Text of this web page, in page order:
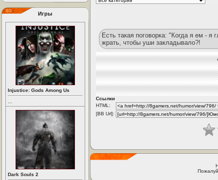
Игры
Injustice: Gods Among Us
Dark Souls 2
Есть такая поговорка: "Когда я ем -
жрать, чтобы уши закладывало?!
Ссылки
HTML:
[BB Url]: